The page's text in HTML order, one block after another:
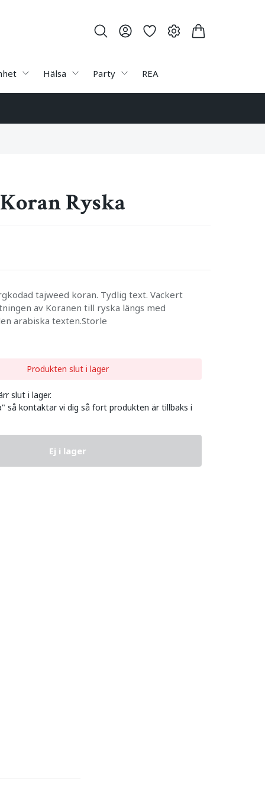
Hälsa Party REA
Ryska
tajweed koran. Tydlig text. Vackert
av Koranen till ryska längs med
arabiska texten.Storle
Produkten slut i lager
slut i lager.
så kontaktar vi dig så fort produkten är tillbaks i
Ej i lager